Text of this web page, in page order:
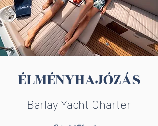
ÉLMÉNYHAJÓZÁS
Barlay Yacht Charter